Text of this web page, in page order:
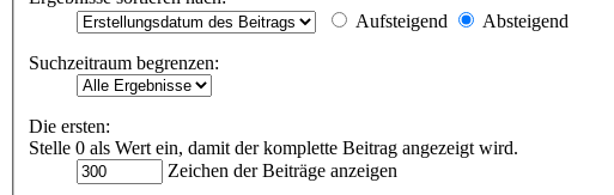
Aufsteigend
Absteigend
Suchzeitraum begrenzen:
Die ersten:
Stelle 0 als Wert ein, damit der komplette Beitrag angezeigt wird.
Zeichen der Beiträge anzeigen